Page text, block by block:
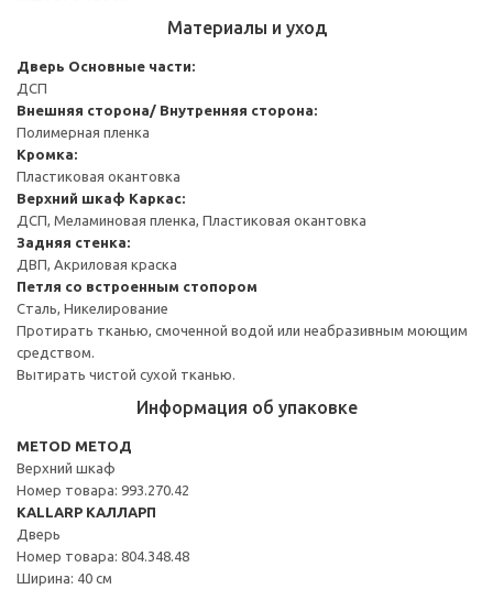
Материалы и уход
Дверь Основные части:
ДСП
Внешняя сторона/ Внутренняя сторона:
Полимерная пленка
Кромка:
Пластиковая окантовка
Верхний шкаф Каркас:
ДСП, Меламиновая пленка, Пластиковая окантовка
Задняя стенка:
ДВП, Акриловая краска
Петля со встроенным стопором
Сталь, Никелирование
Протирать тканью, смоченной водой или неабразивным моющим
средством.
Вытирать чистой сухой тканью.
Информация об упаковке
METOD МЕТОД
Верхний шкаф
Номер товара: 993.270.42
KALLARP КАЛЛАРП
Дверь
Номер товара: 804.348.48
Ширина: 40 см